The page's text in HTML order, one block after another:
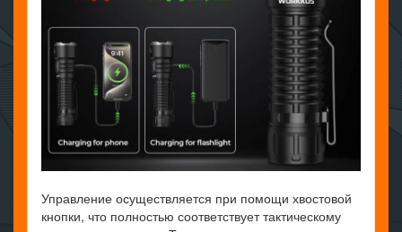
Управление осуществляется при помощи хвостовой
кнопки, что полностью соответствует тактическому